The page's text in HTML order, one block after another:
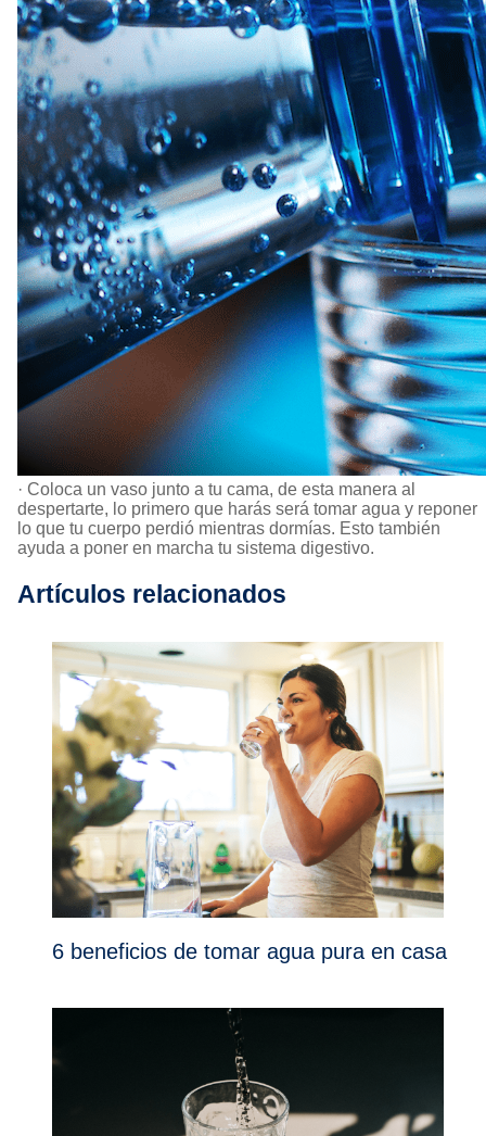
· Coloca un vaso junto a tu cama, de esta manera al
despertarte, lo primero que harás será tomar agua y reponer
lo que tu cuerpo perdió mientras dormías. Esto también
ayuda a poner en marcha tu sistema digestivo.
Artículos relacionados
6 beneficios de tomar agua pura en casa